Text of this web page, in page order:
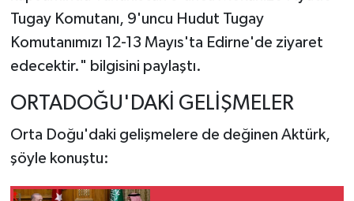
Tugay Komutanı, 9'uncu Hudut Tugay
Komutanımızı 12-13 Mayıs'ta Edirne'de ziyaret
edecektir." bilgisini paylaştı.
ORTADOĞU'DAKİ GELİŞMELER
Orta Doğu'daki gelişmelere de değinen Aktürk,
şöyle konuştu: